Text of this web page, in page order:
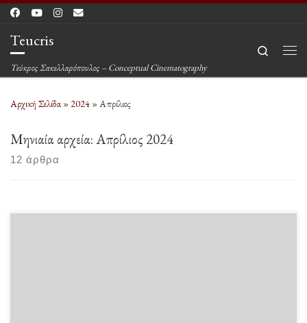
Μετάβαση στο περιεχόμενο
Teucris
Τεύκρος Σακελλαρόπουλος – Conceptual Cinematography
Search
Αρχική Σελίδα» 2024 »Απρίλιος
Μηνιαία αρχεία:Απρίλιος 2024
12 άρθρα